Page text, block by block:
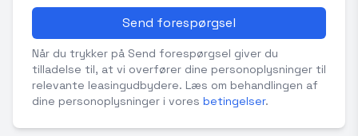
Send forespørgsel
Når du trykker på Send forespørgsel giver du
tilladelse til, at vi overfører dine personoplysninger til
relevante leasingudbydere. Læs om behandlingen af
dine personoplysninger i vores betingelser.